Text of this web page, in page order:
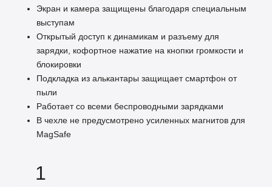
Экран и камера защищены благодаря специальным
выступам
Открытый доступ к динамикам и разъему для
зарядки, кофортное нажатие на кнопки громкости и
блокировки
Подкладка из алькантары защищает смартфон от
пыли
Работает со всеми беспроводными зарядками
В чехле не предусмотрено усиленных магнитов для
MagSafe